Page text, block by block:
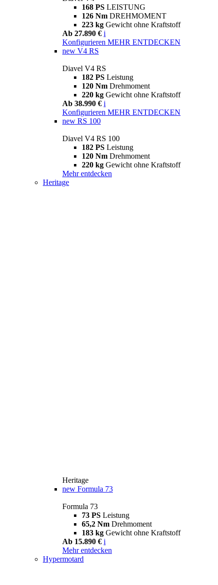
168 PS LEISTUNG
126 Nm DREHMOMENT
223 kg Gewicht ohne Kraftstoff
Ab 27.890 € i
Konfigurieren MEHR ENTDECKEN
new V4 RS
Diavel V4 RS
182 PS Leistung
120 Nm Drehmoment
220 kg Gewicht ohne Kraftstoff
Ab 38.990 € i
Konfigurieren MEHR ENTDECKEN
new RS 100
Diavel V4 RS 100
182 PS Leistung
120 Nm Drehmoment
220 kg Gewicht ohne Kraftstoff
Mehr entdecken
Heritage
Heritage
new Formula 73
Formula 73
73 PS Leistung
65,2 Nm Drehmoment
183 kg Gewicht ohne Kraftstoff
Ab 15.890 € i
Mehr entdecken
Hypermotard